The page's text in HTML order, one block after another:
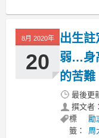
8月 2020年
20
出生
弱…身
的苦難
最後更
撰文者：
標
籤：
勵
周